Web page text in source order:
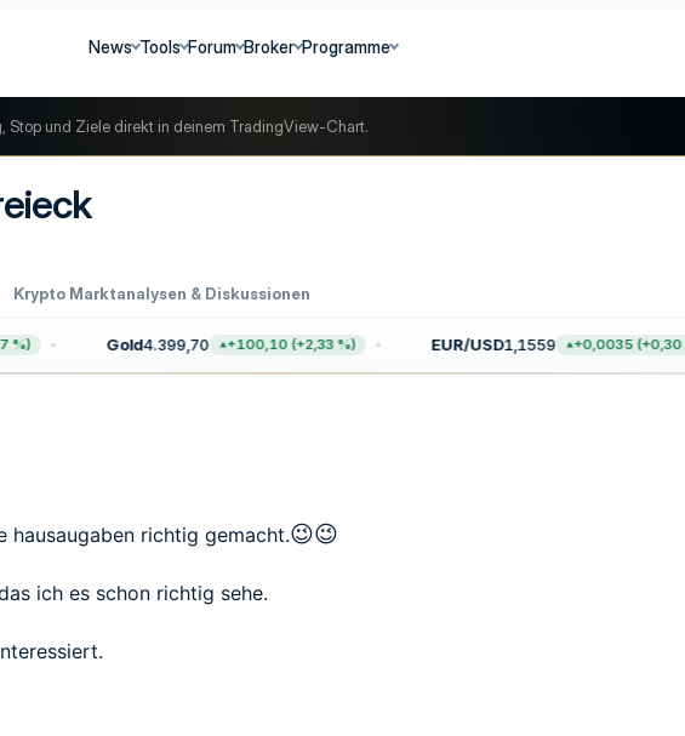
News Tools Forum Broker Programme
Stop und Ziele direkt in deinem TradingView-Chart.
Krypto Marktanalysen & Diskussionen
Gold4.399,70 +100,10 (+2,33 %) EUR/USD1,1559 +0,0035 (+0,30 %)
hausaugaben richtig gemacht.😉😉
ich es schon richtig sehe.